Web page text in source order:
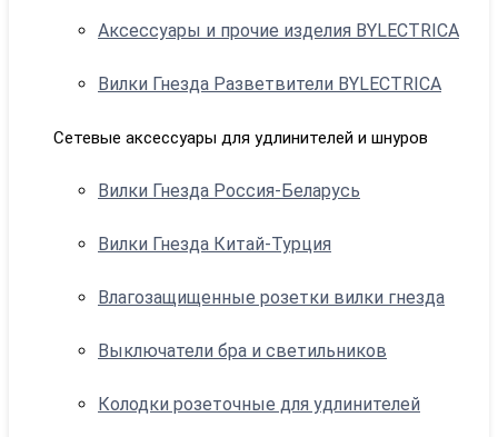
Аксессуары и прочие изделия BYLECTRICA
Вилки Гнезда Разветвители BYLECTRICA
Сетевые аксессуары для удлинителей и шнуров
Вилки Гнезда Россия-Беларусь
Вилки Гнезда Китай-Турция
Влагозащищенные розетки вилки гнезда
Выключатели бра и светильников
Колодки розеточные для удлинителей